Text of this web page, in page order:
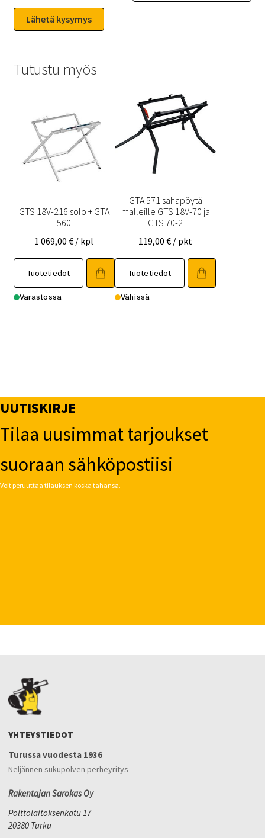
Tutustu myös
GTS 18V-216 solo + GTA
560
1 069,00€ / kpl
Tuotetiedot
Varastossa
GTA 571 sahapöytä
malleille GTS 18V-70 ja
GTS 70-2
119,00€ / pkt
Tuotetiedot
Vähissä
UUTISKIRJE
Tilaa uusimmat tarjoukset
suoraan sähköpostiisi
Voit peruuttaa tilauksen koska tahansa.
YHTEYSTIEDOT
Turussa vuodesta 1936
Neljännen sukupolven perheyritys
Rakentajan Sarokas Oy
Polttolaitoksenkatu 17
20380 Turku